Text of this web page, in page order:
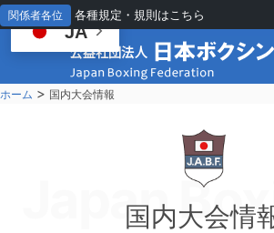
関係者各位 各種規定・規則はこちら
ホーム > 国内大会情報
Japan
国内大会情
JA